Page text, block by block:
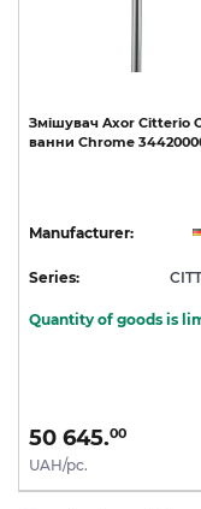
Змішувач Axor Citterio
ванни Chrome
Manufacturer:
Series:
Quantity of goods is
50 645.00
UAH/pc.